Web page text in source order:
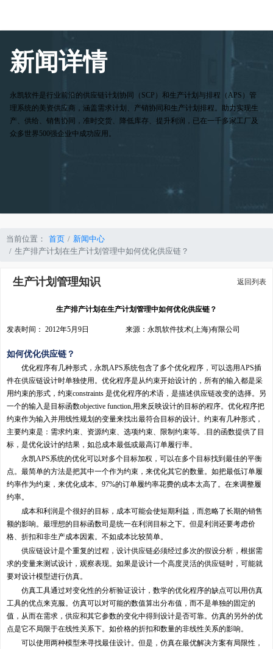
新闻详情
永凯软件是行业前沿的供应链计划协同（SCP）和生产计划与排程（APS）管
理系统的美资供应商，涵盖需求计划、产销协同和生产计划排程。助力实现生
产、供给、销售协同，准时交货、降低库存、提升利润，已在一千多家工厂及
众多世界500强企业中成功应用。
当前位置： 首页
新闻中心
生产排产计划在生产计划管理中如何优化供应链？
生产计划管理知识 返回列表
生产排产计划在生产计划管理中如何优化供应链？
发表时间： 2012年5月9日 来源：永凯软件技术(上海)有限公司
如何优化供应链？
优化程序有几种形式，永凯APS系统包含了多个优化程序，可以选用APS插
件在供应链设计时单独使用。优化程序是从约束开始设计的，所有的输入都是采
用约束的形式，约束constraints 是优化程序的术语，是描述供应链改变的选择。另
一个的输入是目标函数objective function,用来反映设计的目标的程序。优化程序把
约束作为输入并用线性规划的变量来找出最符合目标的设计。约束有几种形式，
主要约束是：需求约束、资源约束、选项约束、限制约束等。.目的函数提供了目
标，是优化设计的结果，如总成本最低或最高订单履行率。
永凯APS系统的优化可以对多个目标加权，可以在多个目标找到最佳的平衡
点。最简单的方法是把其中一个作为约束，来优化其它的数量。如把最低订单履
约率作为约束，来优化成本。97%的订单履约率花费的成本太高了。在来调整履
约率。
成本和利润是个很好的目标，成本可能会使短期利益，而忽略了长期的销售
额的影响。最理想的目标函数司是统一在利润目标之下。但是利润还要考虑价
格、折扣和非生产成本因素。不如成本比较简单。
供应链设计是个重复的过程，设计供应链必须经过多次的假设分析，根据需
求的变量来测试设计，观察表现。如果是设计一个高度灵活的供应链时，可能就
要对设计模型进行仿真。
仿真工具通过对变化性的分析验证设计，数学的优化程序的缺点可以用仿真
工具的优点来克服。仿真可以对可能的数值算出分布值，而不是单独的固定的
值，从而在需求，供应和其它参数的变化中得到设计是否可靠。仿真的另外的优
点是它不局限于在线性关系下。如价格的折扣和数量的非线性关系的影响。
可以使用两种模型来寻找最佳设计。但是，仿真在最优解决方案有局限性，